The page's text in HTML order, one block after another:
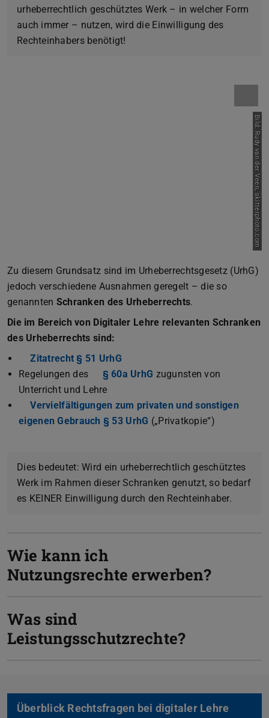
urheberrechtlich geschütztes Werk – in welcher Form
auch immer – nutzen, wird die Einwilligung des
Rechteinhabers benötigt!
Bild: Rudy van der Veen, skitterphoto.com
Zu diesem Grundsatz sind im Urheberrechtsgesetz (UrhG)
jedoch verschiedene Ausnahmen geregelt – die so
genannten Schranken des Urheberrechts.
Die im Bereich von Digitaler Lehre relevanten Schranken
des Urheberrechts sind:
Zitatrecht § 51 UrhG
Regelungen des
§ 60a UrhG zugunsten von
Unterricht und Lehre
Vervielfältigungen zum privaten und sonstigen
eigenen Gebrauch § 53 UrhG („Privatkopie“)
Dies bedeutet: Wird ein urheberrechtlich geschütztes
Werk im Rahmen dieser Schranken genutzt, so bedarf
es KEINER Einwilligung durch den Rechteinhaber.
Wie kann ich
Nutzungsrechte erwerben?
Was sind
Leistungsschutzrechte?
Überblick Rechtsfragen bei digitaler Lehre